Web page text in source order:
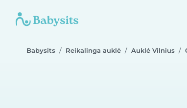
Babysits Reikalinga auklė Auklė Vilnius